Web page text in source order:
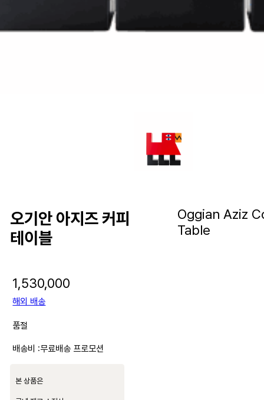
오기안 아지즈 커피
테이블
Oggian Aziz
Table
1,530,000
해외 배송
품절
배송비 :무료배송 프로모션
본 상품은